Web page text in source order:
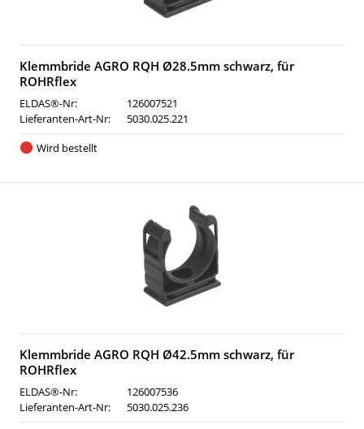
Klemmbride AGRO RQH Ø28.5mm schwarz, für
ROHRflex
ELDAS®-Nr:
126007521
Lieferanten-Art-Nr:
5030.025.221
Wird bestellt
Klemmbride AGRO RQH Ø42.5mm schwarz, für
ROHRflex
ELDAS®-Nr:
126007536
Lieferanten-Art-Nr:
5030.025.236